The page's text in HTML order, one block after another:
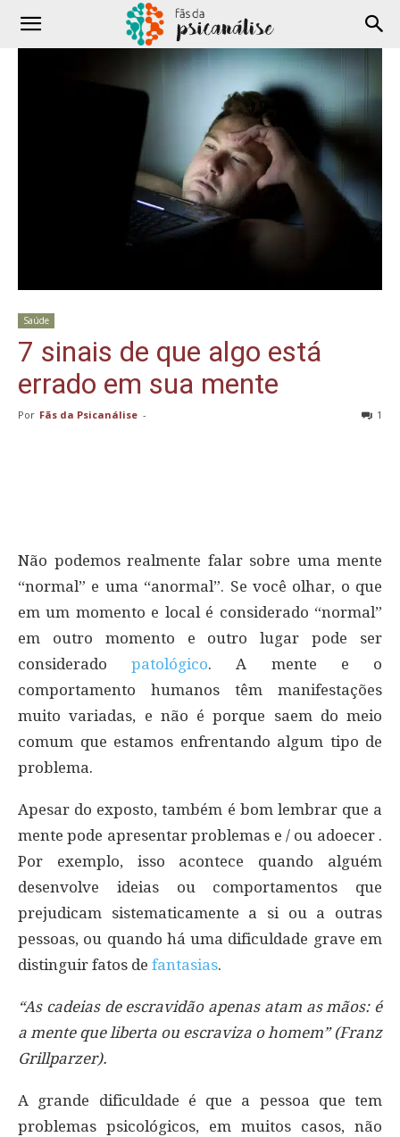
Saúde
7 sinais de que algo está
errado em sua mente
Por Fãs da Psicanálise - 1
Não podemos realmente falar sobre uma mente
“normal” e uma “anormal”. Se você olhar, o que
em um momento e local é considerado “normal”
em outro momento e outro lugar pode ser
consideradopatológico. A mente e o
comportamento humanos têm manifestações
muito variadas, e não é porque saem do meio
comum que estamos enfrentando algum tipo de
problema.
Apesar do exposto, também é bom lembrar que a
mente pode apresentar problemas e / ou adoecer .
Por exemplo, isso acontece quando alguém
desenvolve ideias ou comportamentos que
prejudicam sistematicamente a si ou a outras
pessoas, ou quando há uma dificuldade grave em
distinguir fatos de fantasias.
“As cadeias de escravidão apenas atam as mãos: é
a mente que liberta ou escraviza o homem” (Franz
Grillparzer).
A grande dificuldade é que a pessoa que tem
problemas psicológicos, em muitos casos, não